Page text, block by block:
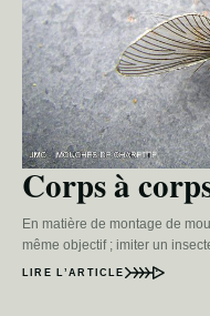
Corps à
En matière de montage de
même objectif ; imiter un
LIRE L’ARTICLE